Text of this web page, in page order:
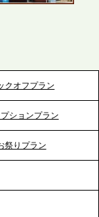
のセカンド
セカンド
クオフプラン
ションプラン
祭りプラン